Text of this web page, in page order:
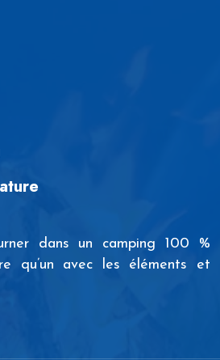
dans un camping 100 %
qu’un avec les éléments et